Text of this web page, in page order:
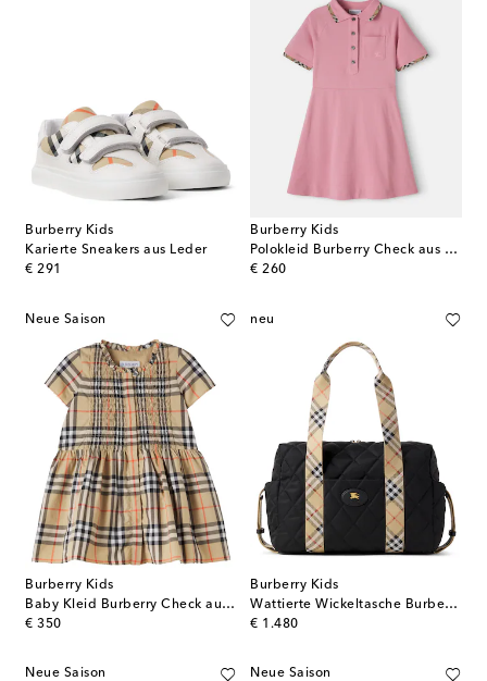
Burberry Kids
Karierte Sneakers aus Leder
€ 291
original price
Burberry Kids
Polokleid Burberry Check aus Baumwolle
€ 260
original price
Neue Saison
Burberry Kids
Baby Kleid Burberry Check aus Baumwolle
€ 350
original price
neu
Burberry Kids
Wattierte Wickeltasche Burberry Check
€ 1.480
original price
Neue Saison Neue Saison